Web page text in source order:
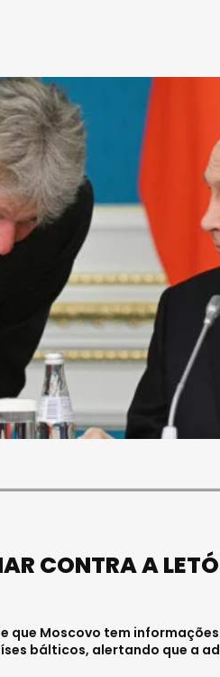
CONTRA A
que Moscovo tem
bálticos, alertando que a